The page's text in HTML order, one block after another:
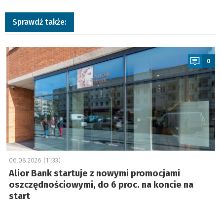
Sprawdź także:
a
0
06.08.2026 (11:33)
Alior Bank startuje z nowymi promocjami
oszczędnościowymi, do 6 proc. na koncie na
start